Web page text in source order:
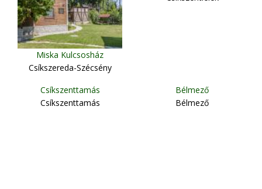
Miska Kulcsosház
Csíkszereda-Szécsény
Csíkszenttamás
Csíkszenttamás
Bélmező
Bélmező